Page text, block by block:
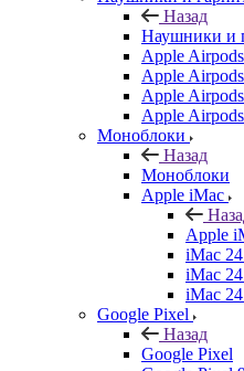
Назад
Наушники и
Apple Airpods
Apple
Apple
Apple
Моноблоки
Назад
Моноблоки
Apple iMac
Apple
iMac
iMac
iMac
Google Pixel
Назад
Google Pixel